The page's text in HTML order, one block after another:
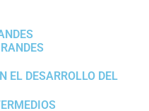
EL DESARROLLO DEL